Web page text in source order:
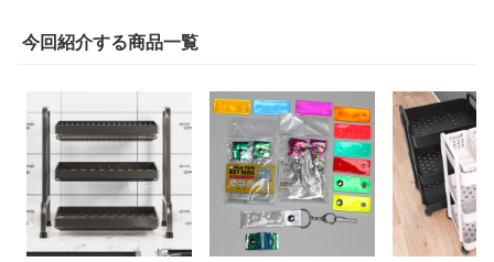
今回紹介する商品一覧